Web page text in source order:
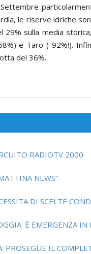
le riserve idriche
29% sulla media
e Taro (-92%!).
del 36%.
RADIOTV 2000
NEWS”
DI SCELTE
È EMERGENZA
PROSEGUE IL